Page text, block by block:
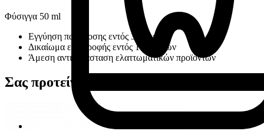
Φύσιγγα 50 ml
Εγγύηση παράδοσης εντός 30 ημερών
Δικαίωμα επιστροφής εντός 14 ημερών
Άμεση αντικατάσταση ελαττωματικών προϊόντων
Σας προτείνουμε